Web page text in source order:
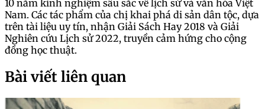
10 năm kinh nghiệm sâu sắc về lịch sử và văn hóa Việt
Nam. Các tác phẩm của chị khai phá di sản dân tộc, dựa
trên tài liệu uy tín, nhận Giải Sách Hay 2018 và Giải
Nghiên cứu Lịch sử 2022, truyền cảm hứng cho cộng
đồng học thuật.
Bài viết liên quan